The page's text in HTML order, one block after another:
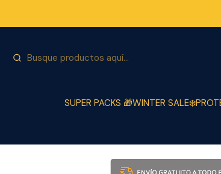
SUPER PACKS 🎁WINTER SALE❄️